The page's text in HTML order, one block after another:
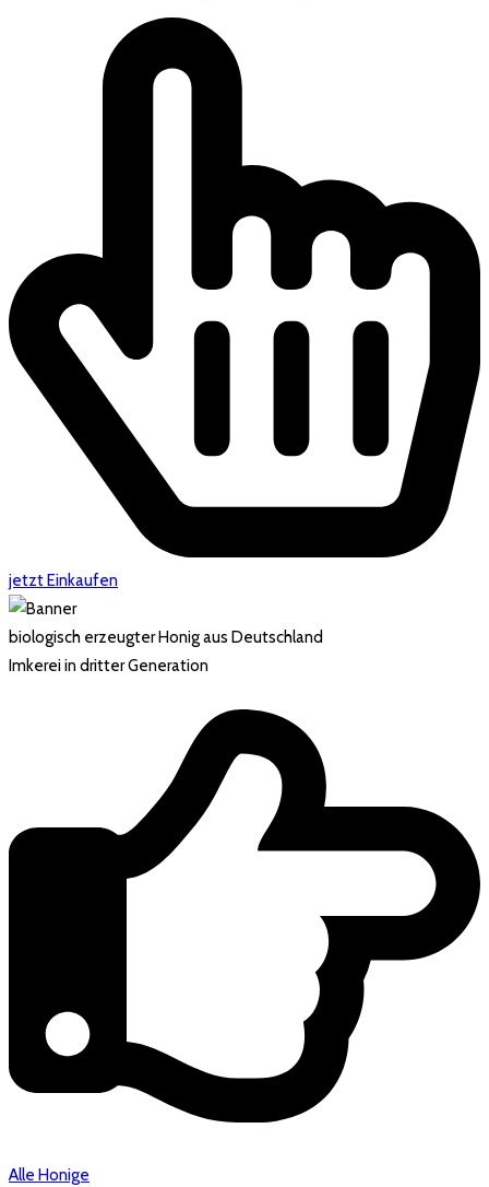
jetzt Einkaufen
biologisch erzeugter Honig aus Deutschland
Imkerei in dritter Generation
Alle Honige